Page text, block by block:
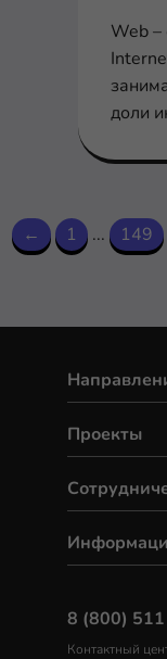
Web –
доли
← 1 ... 149
Проекты
8 (800)
Контактный